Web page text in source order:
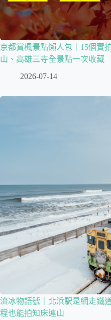
京都賞楓景點懶人包｜15個實
山、高雄三寺全景點一次收藏
2026-07-14
流冰物語號｜北浜駅是網走鐵
程也能拍知床連山